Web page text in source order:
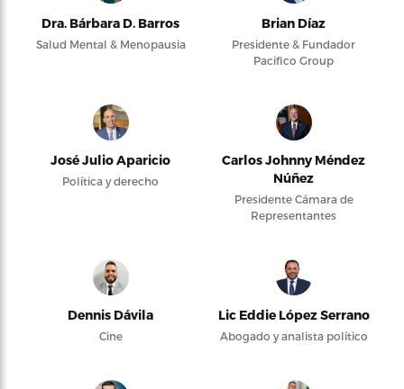
Dra. Bárbara D. Barros
Salud Mental & Menopausia
Brian Díaz
Presidente & Fundador
Pacifico Group
José Julio Aparicio
Política y derecho
Carlos Johnny Méndez
Núñez
Presidente Cámara de
Representantes
Dennis Dávila
Cine
Lic Eddie López Serrano
Abogado y analista político